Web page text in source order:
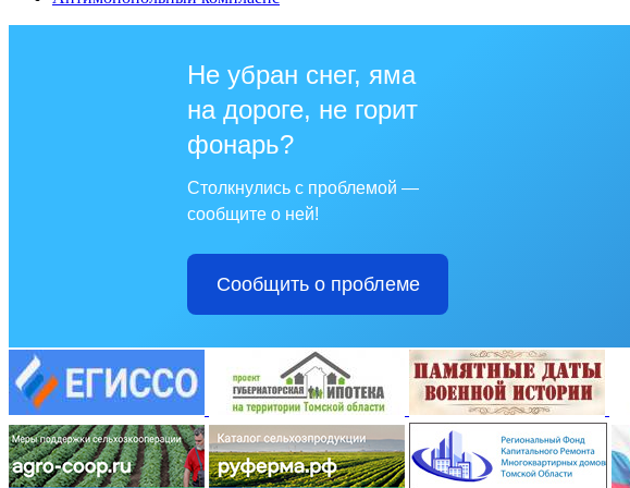
Не убран снег, яма
на дороге, не горит
фонарь?
Столкнулись с проблемой —
сообщите о ней!
Сообщить о проблеме